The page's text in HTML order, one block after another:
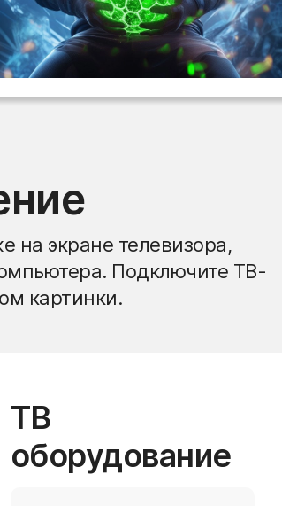
на экране телевизора,
Подключите ТВ-
картинки.
ТВ
оборудование